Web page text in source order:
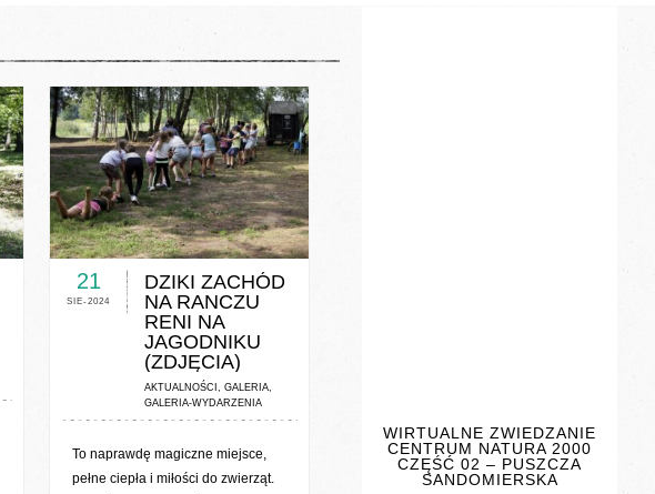
WIRTUALNE ZWIEDZANIE
CENTRUM NATURA 2000
CZĘŚĆ 02 – PUSZCZA
SANDOMIERSKA
0 COMMENTS / 0 VOTES
21
SIE-2024
DZIKI ZACHÓD
NA RANCZU
RENI NA
JAGODNIKU
(ZDJĘCIA)
AKTUALNOŚCI , GALERIA,
GALERIA-WYDARZENIA
To naprawdę magiczne miejsce,
pełne ciepła i miłości do zwierząt.